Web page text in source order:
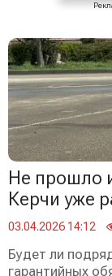
Не прошло
Керчи уже
03.04.2026 14:12
Будет ли
гарантийных